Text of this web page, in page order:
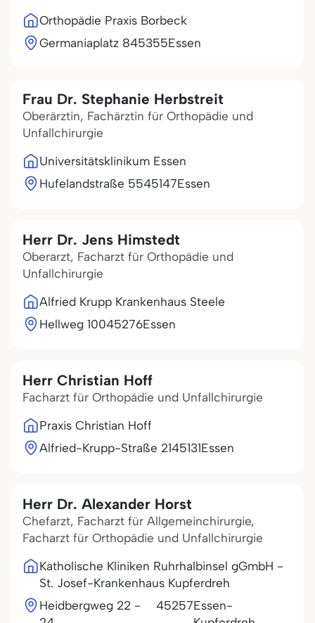
Orthopädie Praxis Borbeck
Germaniaplatz 845355Essen
Frau Dr. Stephanie Herbstreit
Oberärztin, Fachärztin für Orthopädie und
Unfallchirurgie
Universitätsklinikum Essen
Hufelandstraße 5545147Essen
Herr Dr. Jens Himstedt
Oberarzt, Facharzt für Orthopädie und
Unfallchirurgie
Alfried Krupp Krankenhaus Steele
Hellweg 10045276Essen
Herr Christian Hoff
Facharzt für Orthopädie und Unfallchirurgie
Praxis Christian Hoff
Alfried-Krupp-Straße 2145131Essen
Herr Dr. Alexander Horst
Chefarzt, Facharzt für Allgemeinchirurgie,
Facharzt für Orthopädie und Unfallchirurgie
Katholische Kliniken Ruhrhalbinsel gGmbH -
St. Josef-Krankenhaus Kupferdreh
Heidbergweg 22 -
45257Essen-